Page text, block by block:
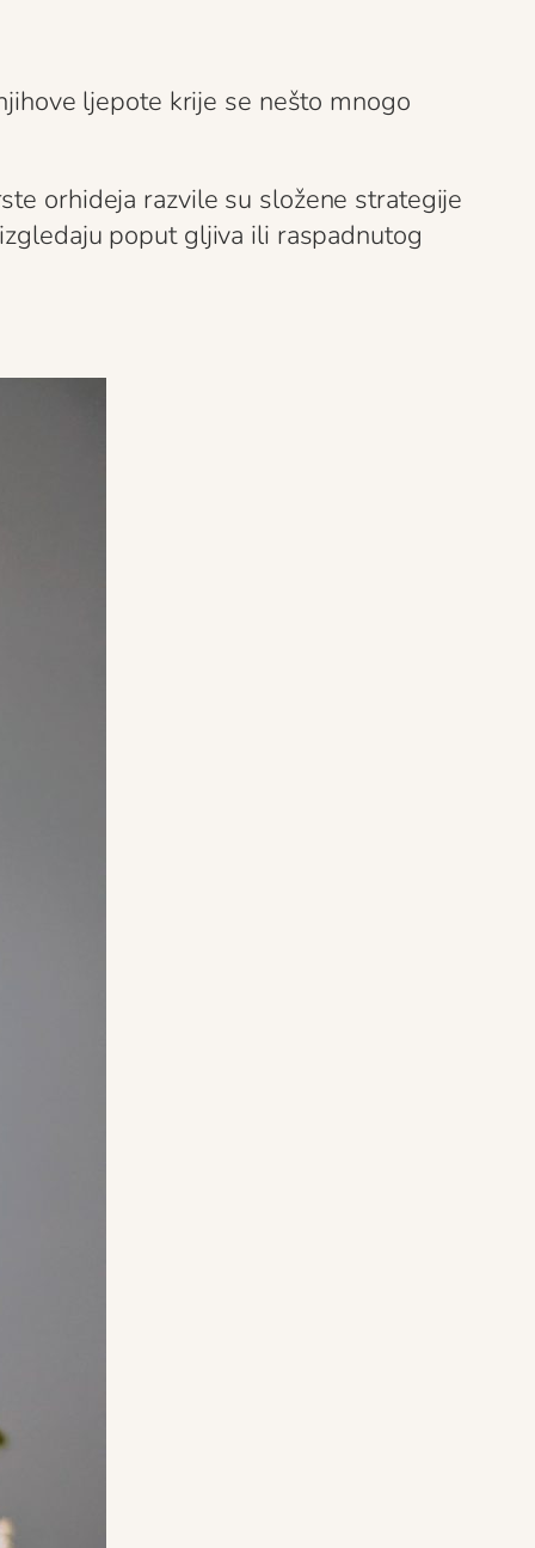
ljepote krije se nešto mnogo
orhideja razvile su složene strategije
poput gljiva ili raspadnutog